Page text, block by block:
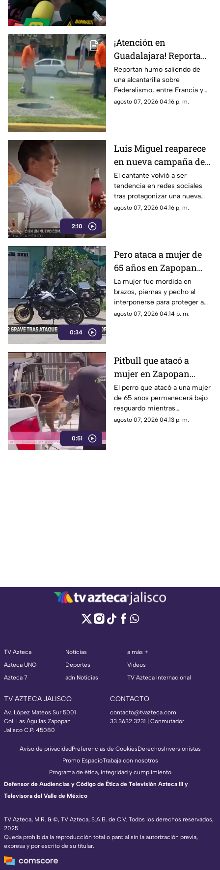
¡Atención en
Guadalajara! Reportan
humo saliendo de una
alcantarilla en
Federalismo
Reportan humo saliendo de
una alcantarilla sobre
Federalismo, entre Francia y
Alemania; Protección Civil y
agosto 07, 2026 04:16 p. m.
2:10
Luis Miguel reaparece
en nueva campaña de
refresco y revive
alianza de 35 años
El cantante volvió a ser
tendencia en redes sociales
tras protagonizar una nueva
campaña publicitaria y dedicar
agosto 07, 2026 04:16 p. m.
0:34
Pero ataca a mujer de
65 años en Zapopan
cuando intentaba
proteger a su sobrina
La mujer fue mordida en
brazos, piernas y pecho al
interponerse para proteger a
una niña de 6 años;
agosto 07, 2026 04:14 p. m.
0:51
Pitbull que atacó a
mujer en Zapopan
permanece bajo
observación; definirán
su futuro en 10 días
El perro que atacó a una mujer
de 65 años permanecerá bajo
resguardo mientras
autoridades realizan una
agosto 07, 2026 04:13 p. m.
TV Azteca
Azteca UNO
Azteca 7
Noticias
Deportes
adn Noticias
a más +
Videos
TV Azteca Internacional
TV AZTECA JALISCO
Av. López Mateos Sur 5001
Col. Las Águilas Zapopan
Jalisco C.P. 45080
CONTACTO
contacto@tvazteca.com
33 3632 3231 | Conmutador
TV Azteca, M.R. & ©, TV Azteca, S.A.B. de C.V. Todos los derechos reservados,
2025.
Queda prohibida la reproducción total o parcial sin la autorización previa,
expresa y por escrito de su titular.
Aviso de privacidadPreferencias de CookiesDerechosInversionistas
Promo EspacioTrabaja con nosotros
Programa de ética, integridad y cumplimiento
Defensor de Audiencias y Código de Ética de Televisión Azteca III y
Televisora del Valle de México